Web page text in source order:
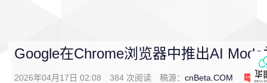
Google在Chrome浏览器中推出AI
2026年04月17日 02:08 384 次阅读 稿源： cnBeta.COM 0